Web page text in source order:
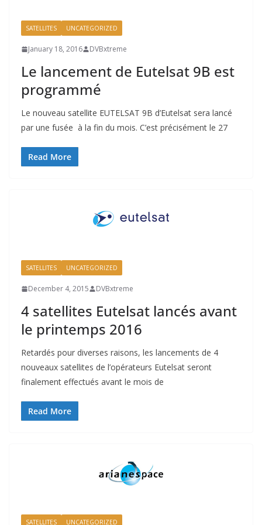
SATELLITES UNCATEGORIZED
January 18, 2016 DVBxtreme
Le lancement de Eutelsat 9B est
programmé
Le nouveau satellite EUTELSAT 9B d’Eutelsat sera lancé
par une fusée à la fin du mois. C’est précisément le 27
Read More
SATELLITES UNCATEGORIZED
December 4, 2015 DVBxtreme
4 satellites Eutelsat lancés avant
le printemps 2016
Retardés pour diverses raisons, les lancements de 4
nouveaux satellites de l’opérateurs Eutelsat seront
finalement effectués avant le mois de
Read More
SATELLITES UNCATEGORIZED